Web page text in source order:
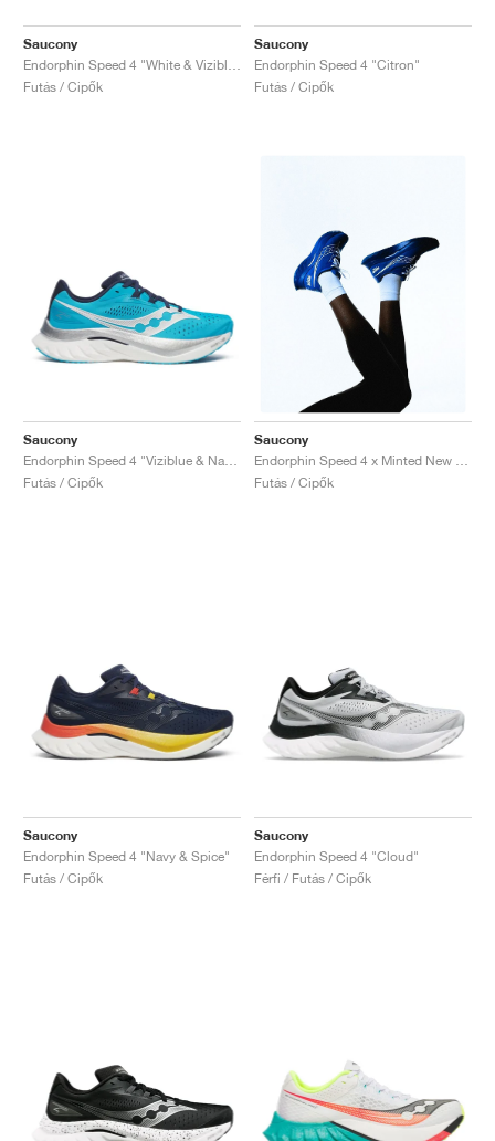
Saucony
Futás / Cipők
Saucony
Endorphin Speed 4 "Citron"
Futás / Cipők
Saucony
Futás / Cipők
Saucony
Endorphin Speed 4 x Minted New York "Blue"
Futás / Cipők
Saucony
Endorphin Speed 4 "Navy & Spice"
Futás / Cipők
Saucony
Endorphin Speed 4 "Cloud"
Férfi / Futás / Cipők